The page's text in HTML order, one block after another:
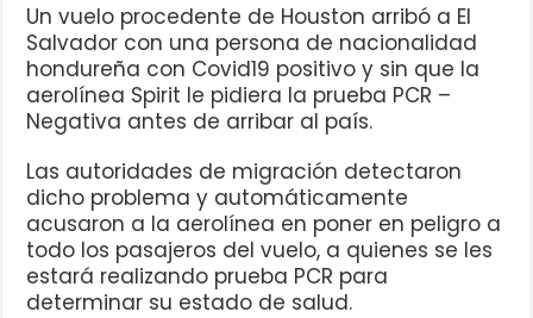
Un vuelo procedente de Houston arribó a El
Salvador con una persona de nacionalidad
hondureña con Covid19 positivo y sin que la
aerolínea Spirit le pidiera la prueba PCR –
Negativa antes de arribar al país.
Las autoridades de migración detectaron
dicho problema y automáticamente
acusaron a la aerolínea en poner en peligro a
todo los pasajeros del vuelo, a quienes se les
estará realizando prueba PCR para
determinar su estado de salud.